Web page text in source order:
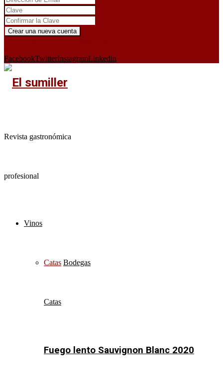
FacebookTwitterInstagramLinkedin
Revista gastronómica
profesional
Vinos
Catas Bodegas
Catas
Fuego lento Sauvignon Blanc 2020